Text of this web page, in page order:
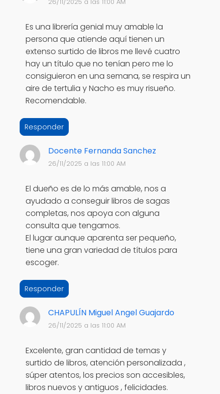
26/11/2025 a las 11:00 AM
Es una librería genial muy amable la
persona que atiende aquí tienen un
extenso surtido de libros me llevé cuatro
hay un título que no tenían pero me lo
consiguieron en una semana, se respira un
aire de tertulia y Nacho es muy risueño.
Recomendable.
Responder
Docente Fernanda Sanchez
26/11/2025 a las 11:00 AM
El dueño es de lo más amable, nos a
ayudado a conseguir libros de sagas
completas, nos apoya con alguna
consulta que tengamos.
El lugar aunque aparenta ser pequeño,
tiene una gran variedad de títulos para
escoger.
Responder
CHAPULÍN Miguel Angel Guajardo
26/11/2025 a las 11:00 AM
Excelente, gran cantidad de temas y
surtido de libros, atención personalizada ,
súper atentos, los precios son accesibles,
libros nuevos y antiguos , felicidades.